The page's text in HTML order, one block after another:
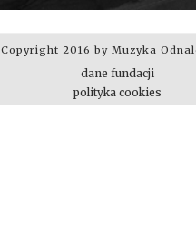
Copyright 2016 by Muzyka
dane fundacji
polityka cookies